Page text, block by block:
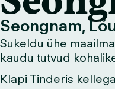
v
a
l
e
h
Seongnam,
Sukeldu ühe
kaudu tutvud
Klapi Tinderis